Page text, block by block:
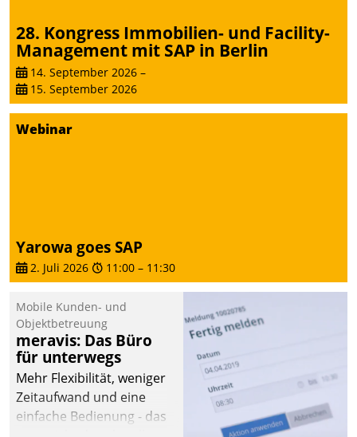
28. Kongress Immobilien- und Facility-
Management mit SAP in Berlin
14. September 2026 –
15. September 2026
Webinar
Yarowa goes SAP
2. Juli 2026 11:00 – 11:30
Mobile Kunden- und
Objektbetreuung
meravis: Das Büro
für unterwegs
Mehr Flexibilität, weniger
Zeitaufwand und eine
einfache Bedienung - das